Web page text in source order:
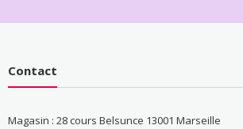
Contact
Magasin : 28 cours Belsunce 13001 Marseille